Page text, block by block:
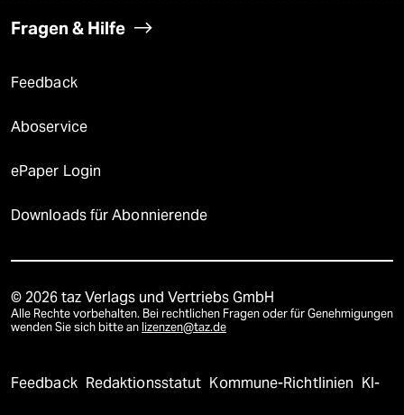
Fragen & Hilfe
Feedback
Aboservice
ePaper Login
Downloads für Abonnierende
© 2026 taz Verlags und Vertriebs GmbH
Alle Rechte vorbehalten. Bei rechtlichen Fragen oder für Genehmigungen
wenden Sie sich bitte an lizenzen@taz.de
Feedback Redaktionsstatut Kommune-Richtlinien KI-